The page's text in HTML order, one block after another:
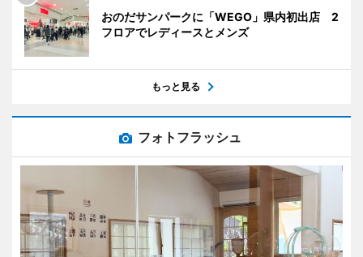
おのだサンパークに「WEGO」県内初出店 2
フロアでレディースとメンズ
もっと見る
フォトフラッシュ